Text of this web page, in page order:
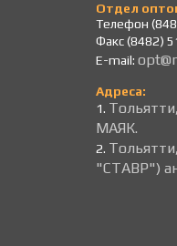
Отдел
Телефон
Факс (8482)
E-mail:
Адреса:
1.
МАЯК.
2.
"СТАВР")